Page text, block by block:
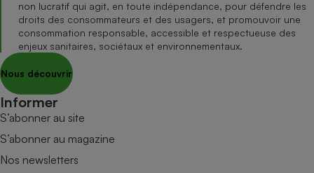
non lucratif qui agit, en toute indépendance, pour défendre les
droits des consommateurs et des usagers, et promouvoir une
consommation responsable, accessible et respectueuse des
enjeux sanitaires, sociétaux et environnementaux.
Nous découvrir
Informer
S’abonner au site
S’abonner au magazine
Nos newsletters